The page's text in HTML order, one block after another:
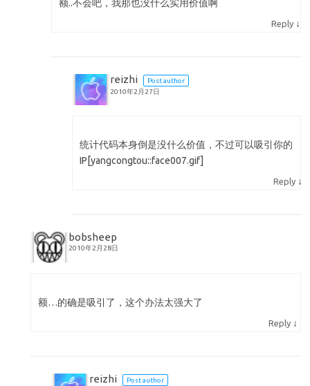
额..不会吧，我那也没什么实用价值啊
Reply ↓
reizhi
Post author
2010年2月27日
统计代码本身倒是没什么价值，不过可以吸引你的
IP[yangcongtou::face007.gif]
Reply ↓
bobsheep
2010年2月28日
额…的确是吸引了，这个办法太强大了
Reply ↓
reizhi
Post author